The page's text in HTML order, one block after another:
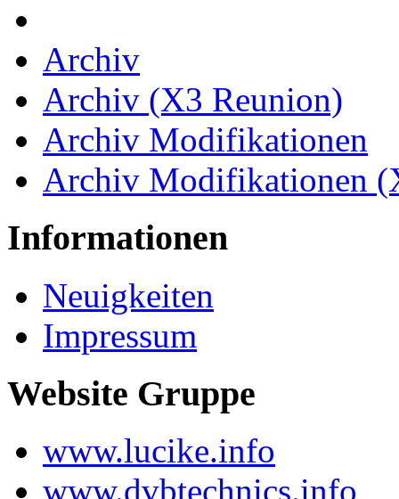
Archiv
Archiv (X3 Reunion)
Archiv Modifikationen
Archiv Modifikationen
Informationen
Neuigkeiten
Impressum
Website Gruppe
www.lucike.info
www.dvbtechnics.info